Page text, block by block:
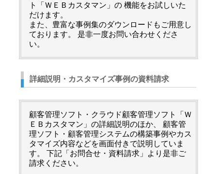
ト「ＷＥＢカスタマン」の 機能をお試しいた
だけます。
また、豊富な事例集のダウンロードもご用意し
ております。 是非一度お問い合わせくださ
い。
詳細説明・カスタマイズ事例の資料請求
顧客管理ソフト・クラウド顧客管理ソフト「Ｗ
ＥＢカスタマン」の詳細説明のほか、 顧客管
理ソフト・顧客管理システムの構築事例やカス
タマイズ内容などを画面付きで説明していま
す。 下記「お問合せ・資料請求」より是非ご
請求ください。